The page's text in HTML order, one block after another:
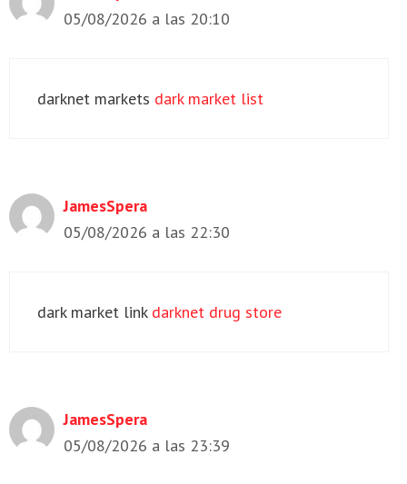
05/08/2026 a las 20:10
darknet markets dark market list
JamesSpera
05/08/2026 a las 22:30
dark market link darknet drug store
JamesSpera
05/08/2026 a las 23:39